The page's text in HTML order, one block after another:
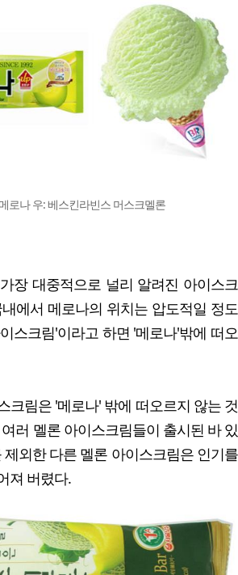
로나 우: 베스킨라빈스 머스크멜론
장 대중적으로 널리 알려진 아이스크
에서 메로나의 위치는 압도적일 정도
스크림'이라고 하면 '메로나'밖에 떠오
크림은 '메로나' 밖에 떠오르지 않는 것
러 멜론 아이스크림들이 출시된 바 있
외한 다른 멜론 아이스크림은 인기를
져 버렸다.